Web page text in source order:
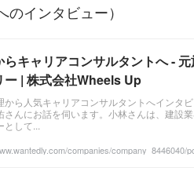
のインタビュー）
らキャリアコンサルタントへ -
ー | 株式会社Wheels Up
から人気キャリアコンサルタントへインタ
さんにお話を伺います。小林さんは、建設
して...
companies/company_8446040/